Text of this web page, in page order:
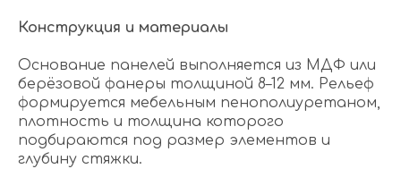
Конструкция и материалы
Основание панелей выполняется из МДФ или
берёзовой фанеры толщиной 8–12 мм. Рельеф
формируется мебельным пенополиуретаном,
плотность и толщина которого
подбираются под размер элементов и
глубину стяжки.